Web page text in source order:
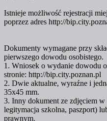
Istnieje możliwość rejestracji
poprzez adres http://
Dokumenty wymagane przy
pierwszego dowodu osobistego.
1. Wniosek o wydanie dowodu
stronie: http://bip.city.poznan.pl
2. Dwie aktualne, wyraźne i
35x45 mm.
3. Inny dokument ze zdjęciem
legitymacja szkolna, paszport)
prawnym.